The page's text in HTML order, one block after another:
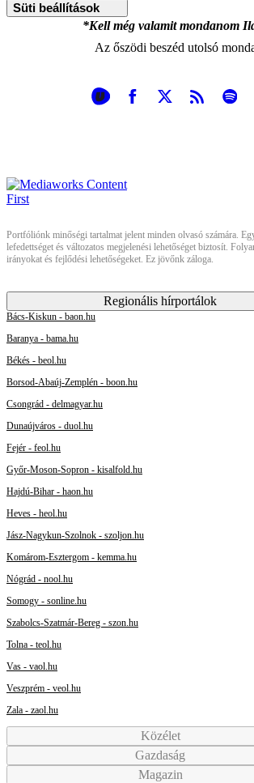
Süti beállítások
*Kell még valamit mondanom
Az őszödi beszéd utolsó
Portfóliónk minőségi tartalmat jelent minden olvasó számára.
lefedettséget és változatos megjelenési lehetőséget biztosít.
irányokat és fejlődési lehetőségeket. Ez jövőnk záloga.
Regionális hírportálok
Bács-Kiskun - baon.hu
Baranya - bama.hu
Békés - beol.hu
Borsod-Abaúj-Zemplén - boon.hu
Csongrád - delmagyar.hu
Dunaújváros - duol.hu
Fejér - feol.hu
Győr-Moson-Sopron - kisalfold.hu
Hajdú-Bihar - haon.hu
Heves - heol.hu
Jász-Nagykun-Szolnok - szoljon.hu
Komárom-Esztergom - kemma.hu
Nógrád - nool.hu
Somogy - sonline.hu
Szabolcs-Szatmár-Bereg - szon.hu
Tolna - teol.hu
Vas - vaol.hu
Veszprém - veol.hu
Zala - zaol.hu
Közélet
Gazdaság
Magazin